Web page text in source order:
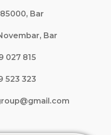
Bar
Bar
027 815
523 323